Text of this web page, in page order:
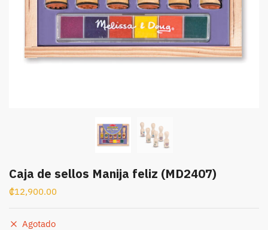
Caja de sellos Manija feliz (MD2407)
₡12,900.00
Agotado